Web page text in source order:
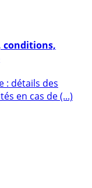
en cas de (...)